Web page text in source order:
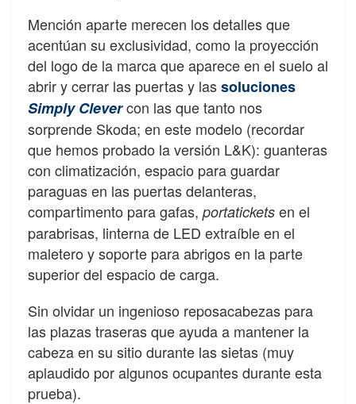
Mención aparte merecen los detalles que
acentúan su exclusividad, como la proyección
del logo de la marca que aparece en el suelo al
abrir y cerrar las puertas y lassoluciones
Simply Clevercon las que tanto nos
sorprende Skoda; en este modelo (recordar
que hemos probado la versión L&K): guanteras
con climatización, espacio para guardar
paraguas en las puertas delanteras,
compartimento para gafas, portatickets en el
parabrisas, linterna de LED extraíble en el
maletero y soporte para abrigos en la parte
superior del espacio de carga.
Sin olvidar un ingenioso reposacabezas para
las plazas traseras que ayuda a mantener la
cabeza en su sitio durante las sietas (muy
aplaudido por algunos ocupantes durante esta
prueba).